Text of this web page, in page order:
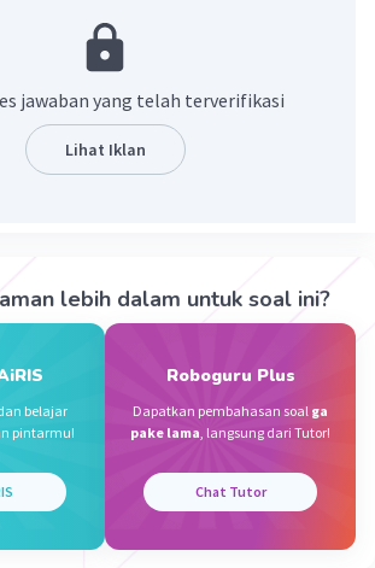
salah
jawaban yang telah terverifikasi
Lihat Iklan
lebih dalam untuk soal ini?
belajar
pintarmu!
Roboguru Plus
Dapatkan pembahasan soal ga
pake lama, langsung dari Tutor!
Chat Tutor